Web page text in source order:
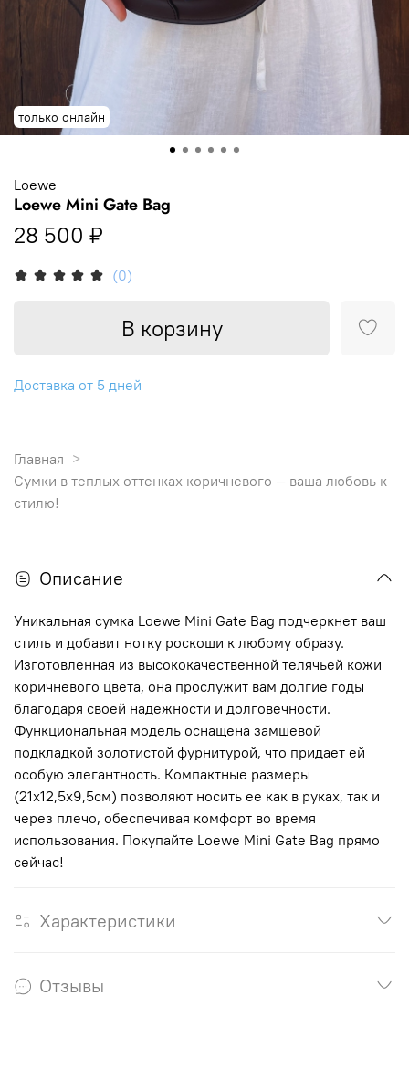
только онлайн
(0)
Loewe
Loewe Mini Gate Bag
28 500 ₽
В корзину
Доставка от 5 дней
Главная
Сумки в теплых оттенках коричневого — ваша любовь к
стилю!
Описание
Уникальная сумка Loewe Mini Gate Bag подчеркнет ваш
стиль и добавит нотку роскоши к любому образу.
Изготовленная из высококачественной телячьей кожи
коричневого цвета, она прослужит вам долгие годы
благодаря своей надежности и долговечности.
Функциональная модель оснащена замшевой
подкладкой золотистой фурнитурой, что придает ей
особую элегантность. Компактные размеры
(21х12,5х9,5см) позволяют носить ее как в руках, так и
через плечо, обеспечивая комфорт во время
использования. Покупайте Loewe Mini Gate Bag прямо
сейчас!
Характеристики
Отзывы